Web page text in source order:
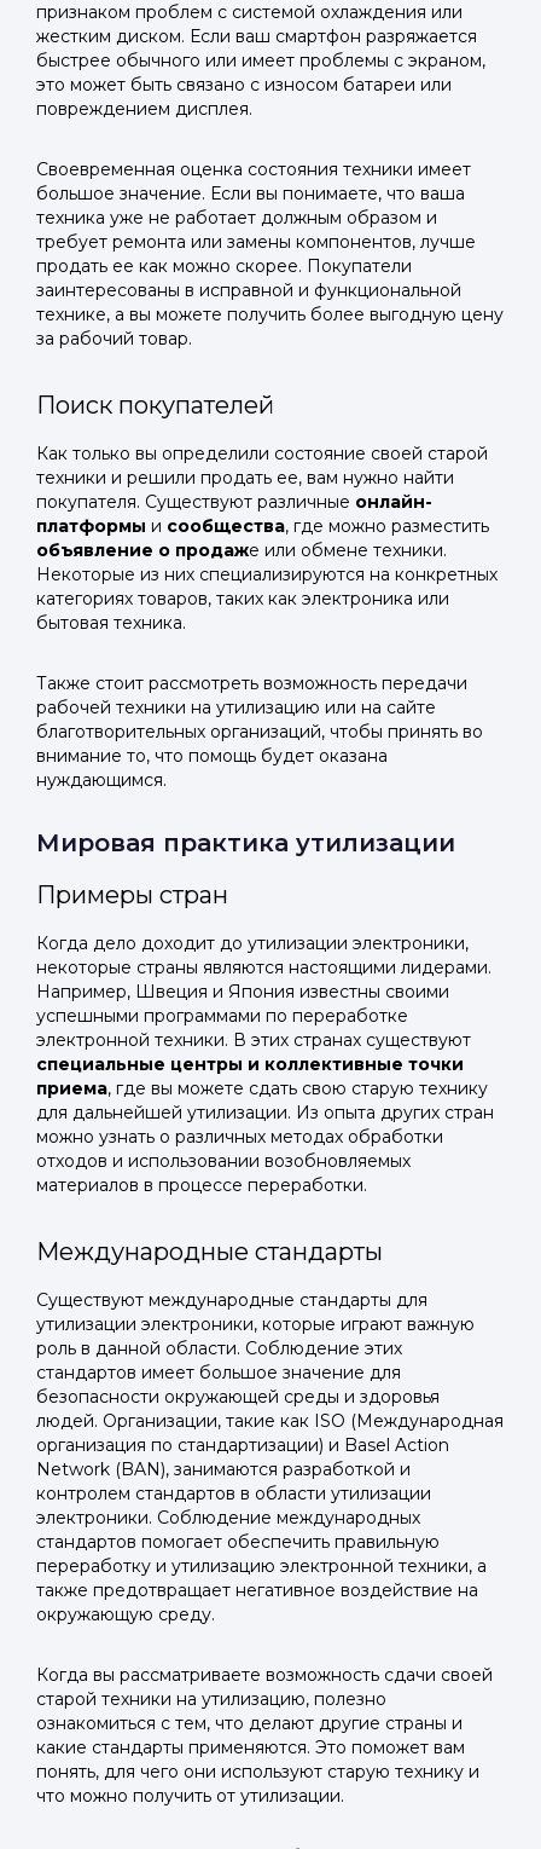
признаком проблем с системой охлаждения или
жестким диском. Если ваш смартфон разряжается
быстрее обычного или имеет проблемы с экраном,
это может быть связано с износом батареи или
повреждением дисплея.
Своевременная оценка состояния техники имеет
большое значение. Если вы понимаете, что ваша
техника уже не работает должным образом и
требует ремонта или замены компонентов, лучше
продать ее как можно скорее. Покупатели
заинтересованы в исправной и функциональной
технике, а вы можете получить более выгодную цену
за рабочий товар.
Поиск покупателей
Как только вы определили состояние своей старой
техники и решили продать ее, вам нужно найти
покупателя. Существуют различные онлайн-
платформы и сообщества, где можно разместить
объявление о продаже или обмене техники.
Некоторые из них специализируются на конкретных
категориях товаров, таких как электроника или
бытовая техника.
Также стоит рассмотреть возможность передачи
рабочей техники на утилизацию или на сайте
благотворительных организаций, чтобы принять во
внимание то, что помощь будет оказана
нуждающимся.
Мировая практика утилизации
Примеры стран
Когда дело доходит до утилизации электроники,
некоторые страны являются настоящими лидерами.
Например, Швеция и Япония известны своими
успешными программами по переработке
электронной техники. В этих странах существуют
специальные центры и коллективные точки
приема, где вы можете сдать свою старую технику
для дальнейшей утилизации. Из опыта других стран
можно узнать о различных методах обработки
отходов и использовании возобновляемых
материалов в процессе переработки.
Международные стандарты
Существуют международные стандарты для
утилизации электроники, которые играют важную
роль в данной области. Соблюдение этих
стандартов имеет большое значение для
безопасности окружающей среды и здоровья
людей. Организации, такие как ISO (Международная
организация по стандартизации) и Basel Action
Network (BAN), занимаются разработкой и
контролем стандартов в области утилизации
электроники. Соблюдение международных
стандартов помогает обеспечить правильную
переработку и утилизацию электронной техники, а
также предотвращает негативное воздействие на
окружающую среду.
Когда вы рассматриваете возможность сдачи своей
старой техники на утилизацию, полезно
ознакомиться с тем, что делают другие страны и
какие стандарты применяются. Это поможет вам
понять, для чего они используют старую технику и
что можно получить от утилизации.